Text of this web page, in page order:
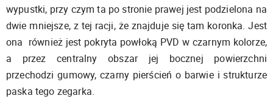
wypustki, przy czym ta po stronie prawej jest podzielona na
dwie mniejsze, z tej racji, że znajduje się tam koronka. Jest
ona również jest pokryta powłoką PVD w czarnym kolorze,
a przez centralny obszar jej bocznej powierzchni
przechodzi gumowy, czarny pierścień o barwie i strukturze
paska tego zegarka.